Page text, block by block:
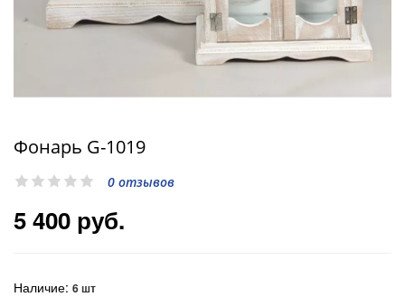
Фонарь G-1019
0 отзывов
5 400 руб.
Наличие: 6 шт